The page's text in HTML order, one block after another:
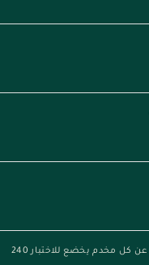
في حال خدمة الاختراق البرمجيات أو الشبكات يضاف عن كل مخدم يخضع للاختبار 240